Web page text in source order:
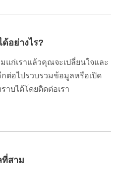
อย่างไร?
แก่เราแล้วคุณจะเปลี่ยนใจและ
ต่อไปรวบรวมข้อมูลหรือเปิด
าบได้โดยติดต่อเรา
สาม